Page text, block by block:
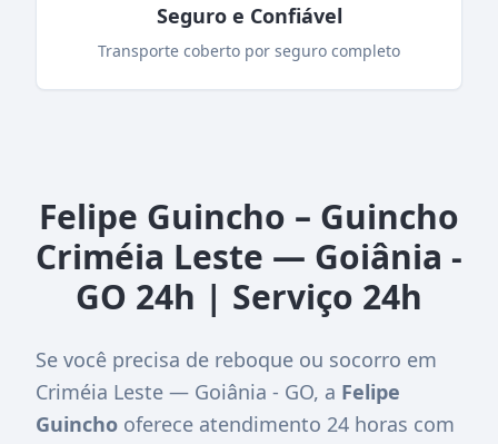
Seguro e Confiável
Transporte coberto por seguro completo
Felipe Guincho – Guincho
Criméia Leste — Goiânia -
GO 24h | Serviço 24h
Se você precisa de reboque ou socorro em
Criméia Leste — Goiânia - GO, a Felipe
Guincho oferece atendimento 24 horas com